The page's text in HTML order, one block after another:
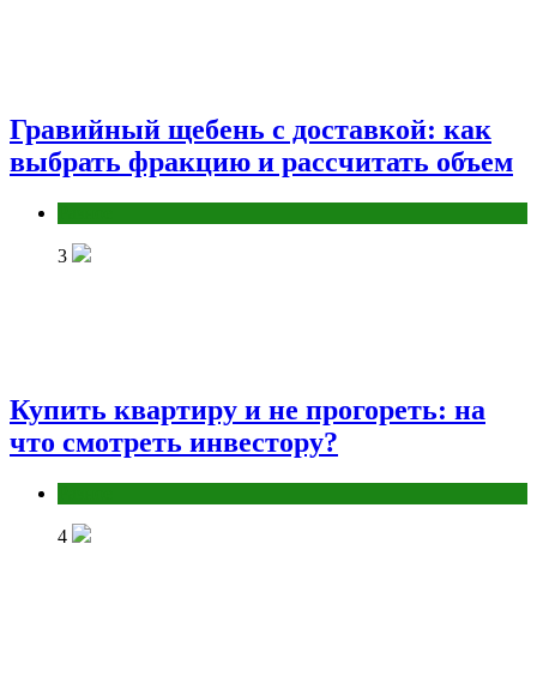
Гравийный щебень с доставкой: как
выбрать фракцию и рассчитать объем
3
Купить квартиру и не прогореть: на
что смотреть инвестору?
4